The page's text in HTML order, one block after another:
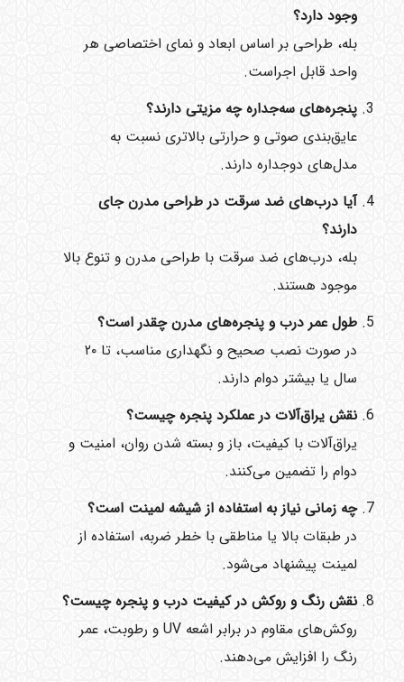
وجود دارد؟
بله، طراحی بر اساس ابعاد و نمای اختصاصی هر
واحد قابل اجراست.
پنجره‌های سه‌جداره چه مزیتی دارند؟
عایق‌بندی صوتی و حرارتی بالاتری نسبت به
مدل‌های دوجداره دارند.
آیا درب‌های ضد سرقت در طراحی مدرن جای
دارند؟
بله، درب‌های ضد سرقت با طراحی مدرن و تنوع بالا
موجود هستند.
طول عمر درب و پنجره‌های مدرن چقدر است؟
در صورت نصب صحیح و نگهداری مناسب، تا ۲۰
سال یا بیشتر دوام دارند.
نقش یراق‌آلات در عملکرد پنجره چیست؟
یراق‌آلات با کیفیت، باز و بسته شدن روان، امنیت و
دوام را تضمین می‌کنند.
چه زمانی نیاز به استفاده از شیشه لمینت است؟
در طبقات بالا یا مناطقی با خطر ضربه، استفاده از
لمینت پیشنهاد می‌شود.
نقش رنگ و روکش در کیفیت درب و پنجره چیست؟
روکش‌های مقاوم در برابر اشعه UV و رطوبت، عمر
رنگ را افزایش می‌دهند.